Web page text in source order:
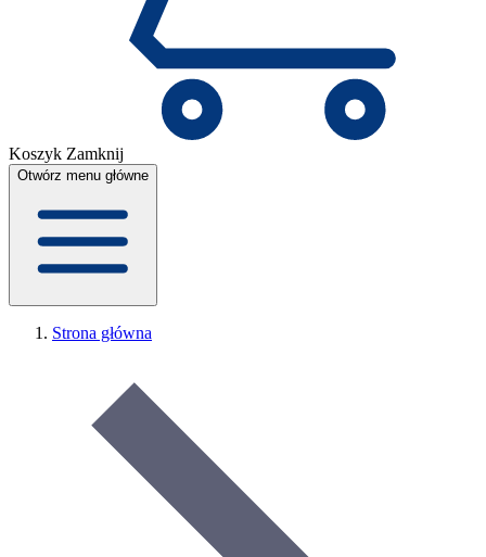
Koszyk Zamknij
Otwórz menu główne
Strona główna